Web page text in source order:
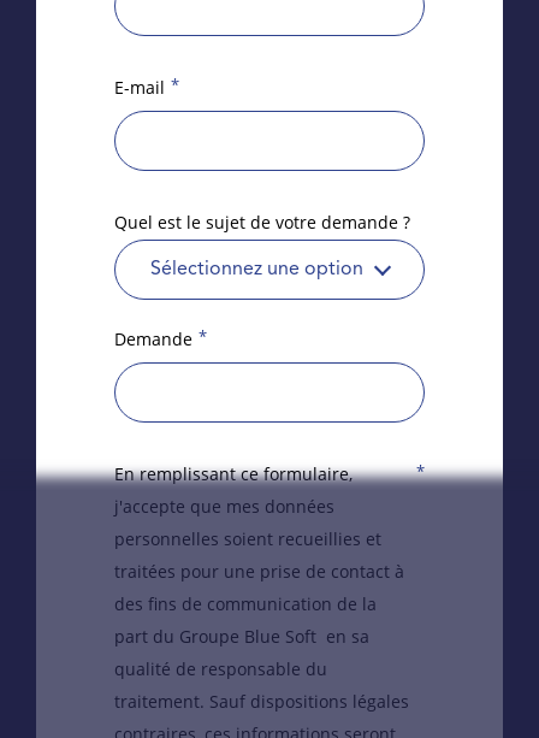
E-mail *
Quel est le sujet de votre demande ?
Sélectionnez une option
Demande *
En remplissant ce formulaire,
j'accepte que mes données
personnelles soient recueillies et
traitées pour une prise de contact à
des fins de communication de la
part du Groupe Blue Soft en sa
qualité de responsable du
traitement. Sauf dispositions légales
*